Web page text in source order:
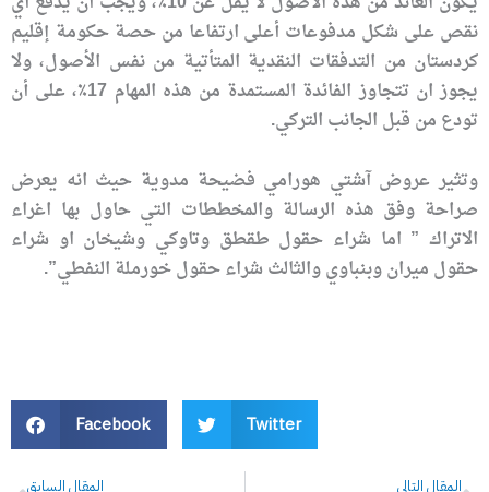
نقص على شكل مدفوعات أعلى ارتفاعا من حصة حكومة إقليم
كردستان من التدفقات النقدية المتأتية من نفس الأصول، ولا
يجوز ان تتجاوز الفائدة المستمدة من هذه المهام 17٪، على أن
تودع من قبل الجانب التركي.
وتثير عروض آشتي هورامي فضيحة مدوية حيث انه يعرض
صراحة وفق هذه الرسالة والمخططات التي حاول بها اغراء
الاتراك ” اما شراء حقول طقطق وتاوكي وشيخان او شراء
حقول ميران وبنباوي والثالث شراء حقول خورملة النفطي”.
Facebook Twitter
المقال السابق المقال التالي